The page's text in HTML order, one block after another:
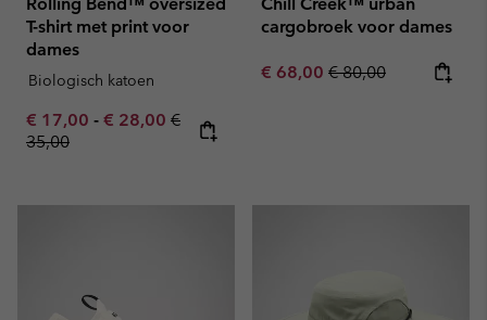
T-shirt met print voor
dames
Biologisch katoen
Minimum sale price:
€ 17,00 - Maximum sale price:
€ 28,00 Regular price:
€
35,00
cargobroek voor dames
Sale price:
€ 68,00 Regular price:
€ 80,00